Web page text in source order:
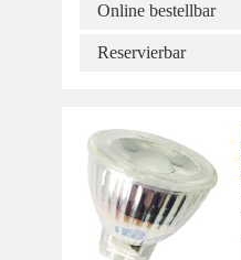
Online bestellbar
Reservierbar